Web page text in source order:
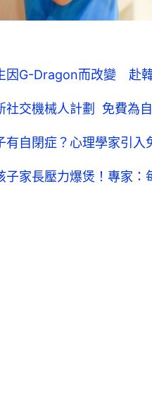
因G-Dragon而改變 赴
社交機械人計劃 免費為
有自閉症？心理學家引入
子家長壓力爆煲！專家